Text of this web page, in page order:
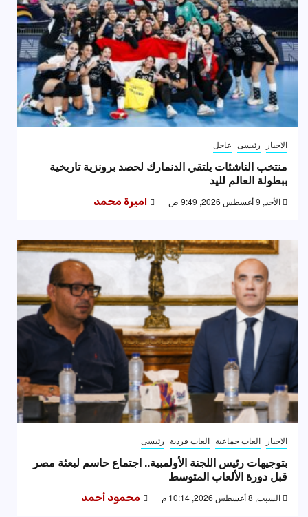
الاخبار رئيسى عاجل
منتخب الناشئات يلتقي الدنمارك لحصد برونزية تاريخية
ببطولة العالم لليد
الأحد, 9 أغسطس 2026, 9:49 ص اميرة محمد
الاخبار العاب جماعية العاب فردية رئيسى
بتوجيهات رئيس اللجنة الأولمبية.. اجتماع حاسم لبعثة مصر
قبل دورة الألعاب المتوسط
السبت, 8 أغسطس 2026, 10:14 م محمود أحمد